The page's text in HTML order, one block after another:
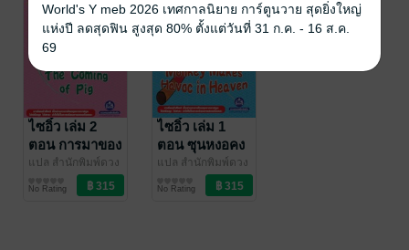
ไซอิ๋ว เล่ม 2
ตอน การมาของ
ตือโป๊ยก่าย
แปล สำนักพิมพ์ดวง
กมลพับลิชชิ่ง/ ดวง
กมล บุ๊คส์ ดิสทริบิว
การ์ตูนเด็ก/การ์ตูน
ความรู้
No Rating
ไซอิ๋ว เล่ม 1
ตอน ซุนหงอคง
บุกทลายเมือง
แปล สำนักพิมพ์ดวง
กมลพับลิชชิ่ง/ ดวง
กมล บุ๊คส์ ดิสทริบิว
การ์ตูนเด็ก/การ์ตูน
ความรู้
No Rating
World's Y meb 2026 เทศกาลนิยาย การ์ตูนวาย สุดยิ่งใหญ่
แห่งปี ลดสุดฟิน สูงสุด 80% ตั้งแต่วันที่ 31 ก.ค. - 16 ส.ค.
69